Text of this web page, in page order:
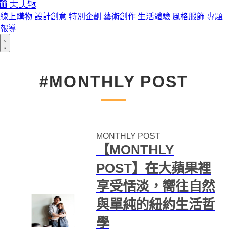
線上購物 設計創意 特別企劃 藝術創作 生活體驗 風格服飾 專題
報導
#MONTHLY POST
MONTHLY POST
【MONTHLY
POST】在大蘋果裡
享受恬淡，嚮往自然
與單純的紐約生活哲
學